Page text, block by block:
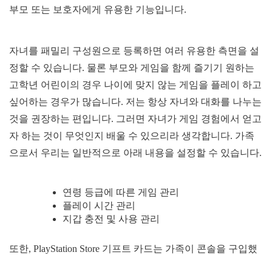
부모 또는 보호자에게 유용한 기능입니다.
자녀를 패밀리 구성원으로 등록하면 여러 유용한 측면을 설
정할 수 있습니다. 물론 부모와 게임을 함께 즐기기 원하는
고학년 어린이의 경우 나이에 맞지 않는 게임을 플레이 하고
싶어하는 경우가 많습니다. 저는 항상 자녀와 대화를 나누는
것을 권장하는 편입니다. 그러면 자녀가 게임 경험에서 얻고
자 하는 것이 무엇인지 배울 수 있으리라 생각합니다. 가족
으로서 우리는 일반적으로 아래 내용을 설정할 수 있습니다.
연령 등급에 따른 게임 관리
플레이 시간 관리
지갑 충전 및 사용 관리
또한, PlayStation Store 기프트 카드는 가족이 콘솔을 구입했